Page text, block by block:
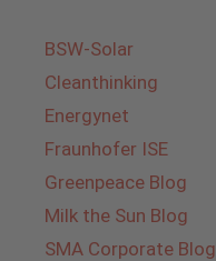
BSW-Solar
Cleanthinking
Energynet
Fraunhofer ISE
Greenpeace Blog
Milk the Sun Blog
SMA Corporate Blog